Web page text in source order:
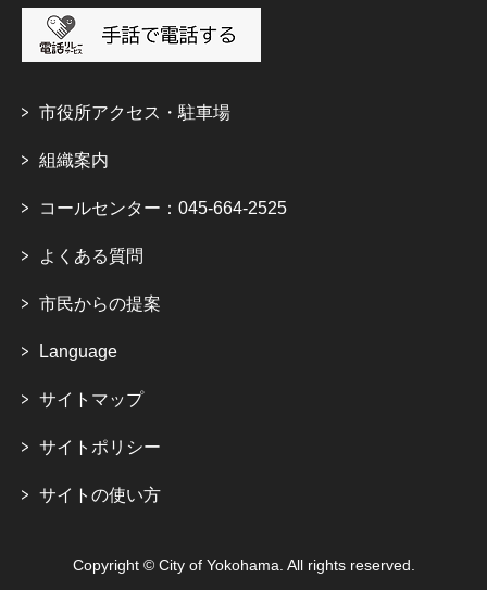
市役所アクセス・駐車場
組織案内
コールセンター：045-664-2525
よくある質問
市民からの提案
Language
サイトマップ
サイトポリシー
サイトの使い方
Copyright © City of Yokohama. All rights reserved.